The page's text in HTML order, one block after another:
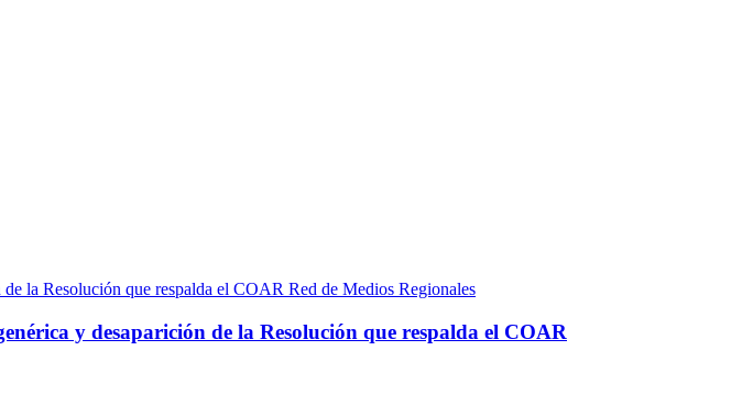
Red de Medios Regionales
y desaparición de la Resolución que respalda el COAR